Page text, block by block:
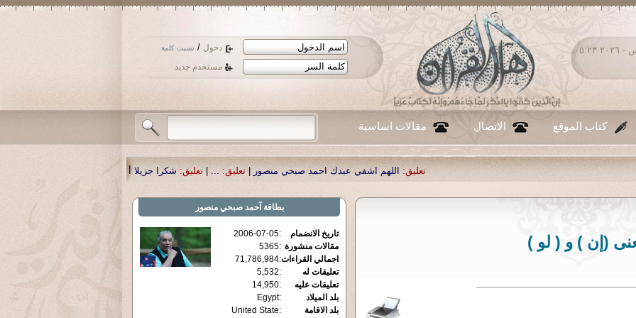
دخول / نسيت كلمة
مستخدم جديد
الخميس ٠٦ - أغسطس - ٢٠٢٦ ٠٥:٢٣
كتاب الموقع الاتصال مقالات اساسية
اللهم اشفي عبدك احمد صبحي منصور تعليق: ...
|تعليق: شكرا جزيلا أستاذ حمد الحمد .أكرمكم الله .
(إن ) و ( لو )
بطاقة آحمد صبحي منصور
تاريخ الانضمام :
2006-07-05
مقالات منشورة :
5365
اجمالي القراءات:
71,786,984
تعليقات له
:
5,532
تعليقات عليه
:
14,950
بلد الميلاد
:
Egypt
بلد الاقامة
:
United State